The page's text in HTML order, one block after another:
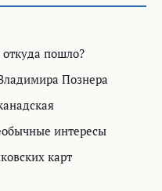
пошло?
Познера
интересы
карт